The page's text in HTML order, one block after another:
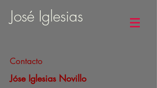
José Iglesias
Contacto
Jóse Iglesias Novillo